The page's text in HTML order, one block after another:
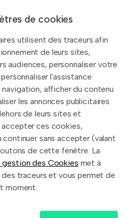
légales
d'utilisation
confidentialité
de cookies
utilisent des traceurs afin
de leurs sites,
audiences, personnaliser votre
l'assistance
afficher du contenu
les annonces publicitaires
de leurs sites et
accepter ces cookies,
sans accepter (valant
de cette fenêtre. La
des Cookies met à
traceurs et vous permet de
moment.
immo